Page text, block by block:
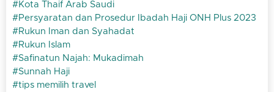
Kota Thaif Arab Saudi
Persyaratan dan Prosedur Ibadah Haji ONH Plus 2023
Rukun Iman dan Syahadat
Rukun Islam
Safinatun Najah: Mukadimah
Sunnah Haji
tips memilih travel